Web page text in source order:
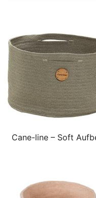
Cane-line – Soft